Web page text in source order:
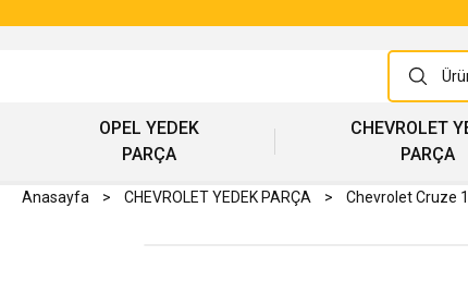
OPEL YEDEK
PARÇA
CHEVROLET
PARÇA
Anasayfa CHEVROLET YEDEK PARÇA Chevrolet Cruze